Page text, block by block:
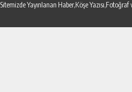
Sitemizde Yayınlanan Haber,Köşe